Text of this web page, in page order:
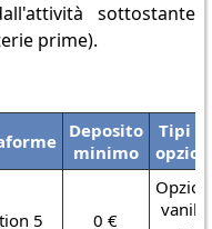
sottostante
prime).
Deposito
minimo
Tipi di
5 0 €
vanilla